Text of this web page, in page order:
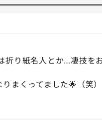
折り紙名人とか…凄技を
まくってました🌟（笑